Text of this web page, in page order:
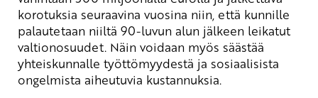
korotuksia seuraavina vuosina niin, että kunnille
palautetaan niiltä 90-luvun alun jälkeen leikatut
valtionosuudet. Näin voidaan myös säästää
yhteiskunnalle työttömyydestä ja sosiaalisista
ongelmista aiheutuvia kustannuksia.